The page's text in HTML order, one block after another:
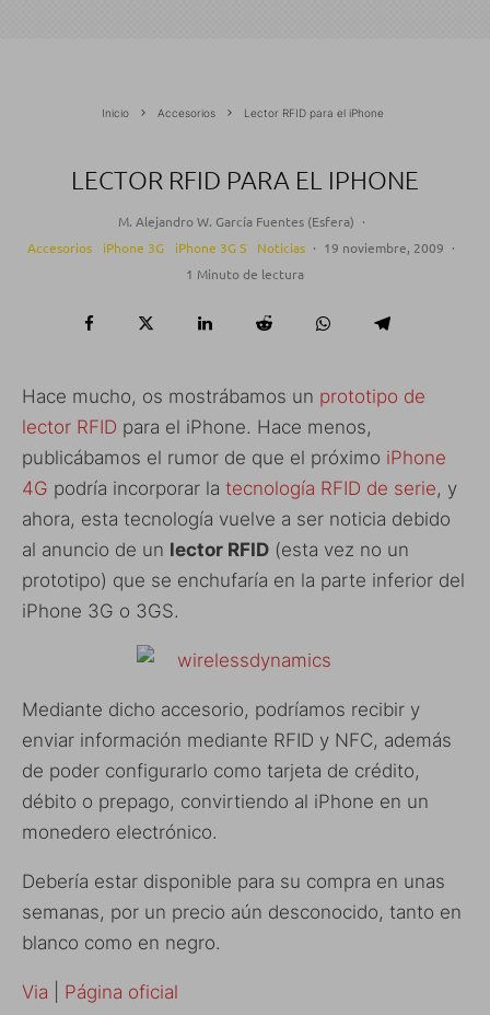
Inicio Accesorios Lector RFID para el iPhone
LECTOR RFID PARA EL IPHONE
M. Alejandro W. García Fuentes (Esfera) ·
Accesorios
iPhone 3G iPhone 3G S Noticias · 19 noviembre, 2009 ·
1 Minuto de lectura
Hace mucho, os mostrábamos un prototipo de
lector RFID para el iPhone. Hace menos,
publicábamos el rumor de que el próximo iPhone
4G podría incorporar la tecnología RFID de serie, y
ahora, esta tecnología vuelve a ser noticia debido
al anuncio de un lector RFID (esta vez no un
prototipo) que se enchufaría en la parte inferior del
iPhone 3G o 3GS.
Mediante dicho accesorio, podríamos recibir y
enviar información mediante RFID y NFC, además
de poder configurarlo como tarjeta de crédito,
débito o prepago, convirtiendo al iPhone en un
monedero electrónico.
Debería estar disponible para su compra en unas
semanas, por un precio aún desconocido, tanto en
blanco como en negro.
Via Página oficial